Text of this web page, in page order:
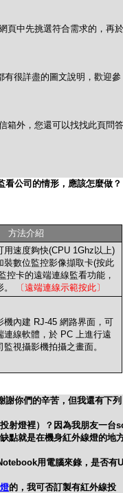
頁中先挑選符合需求的，再於
有很詳盡的圖文說明，歡迎參
箱外，您還可以找找此頁問答
看公司的情形，應該怎麼做？
方法介紹
用速度夠快(CPU 1Ghz以上)
裝數位監控影像擷取卡(按此
控卡的遠端連線監看功能，
〔遠端連線示範按此〕
機內建 RJ-45 網路界面，可
連線軟體，於 PC 上進行遠
視攝影機拍攝之畫面。
謝你們的辛苦，但我還有下列
射燈裡）？因為我朋友一台
點就是在機身紅外線燈的地
用電腦來錄，是否有U
的，我可否訂製有紅外線投